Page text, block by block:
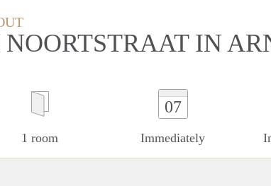
IN
1 room
07
Immediately